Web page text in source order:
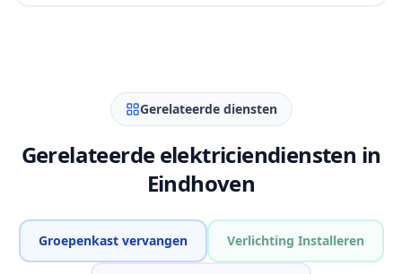
Gerelateerde diensten
Gerelateerde elektriciendiensten in
Eindhoven
Groepenkast vervangen Verlichting Installeren